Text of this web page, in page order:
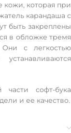
кожи, которая при
карандаша с
быть закреплены
в обложке тремя
Они с легкостью
софт-бука
и ее качество.